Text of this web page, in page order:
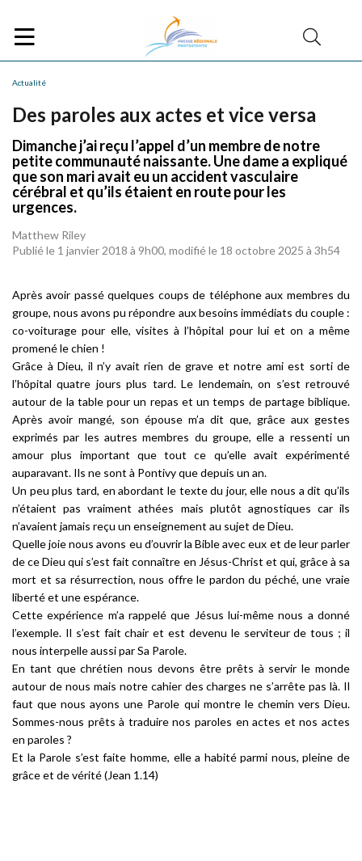
Actualité
Des paroles aux actes et vice versa
Dimanche j’ai reçu l’appel d’un membre de notre
petite communauté naissante. Une dame a expliqué
que son mari avait eu un accident vasculaire
cérébral et qu’ils étaient en route pour les
urgences.
Matthew Riley
Publié le 1 janvier 2018 à 9h00, modifié le 18 octobre 2025 à 3h54
Après avoir passé quelques coups de téléphone aux membres du
groupe, nous avons pu répondre aux besoins immédiats du couple :
co-voiturage pour elle, visites à l’hôpital pour lui et on a même
promené le chien !
Grâce à Dieu, il n’y avait rien de grave et notre ami est sorti de
l’hôpital quatre jours plus tard. Le lendemain, on s’est retrouvé
autour de la table pour un repas et un temps de partage biblique.
Après avoir mangé, son épouse m’a dit que, grâce aux gestes
exprimés par les autres membres du groupe, elle a ressenti un
amour plus important que tout ce qu’elle avait expérimenté
auparavant. Ils ne sont à Pontivy que depuis un an.
Un peu plus tard, en abordant le texte du jour, elle nous a dit qu’ils
n’étaient pas vraiment athées mais plutôt agnostiques car ils
n’avaient jamais reçu un enseignement au sujet de Dieu.
Quelle joie nous avons eu d’ouvrir la Bible avec eux et de leur parler
de ce Dieu qui s’est fait connaître en Jésus-Christ et qui, grâce à sa
mort et sa résurrection, nous offre le pardon du péché, une vraie
liberté et une espérance.
Cette expérience m’a rappelé que Jésus lui-même nous a donné
l’exemple. Il s’est fait chair et est devenu le serviteur de tous ; il
nous interpelle aussi par Sa Parole.
En tant que chrétien nous devons être prêts à servir le monde
autour de nous mais notre cahier des charges ne s’arrête pas là. Il
faut que nous ayons une Parole qui montre le chemin vers Dieu.
Sommes-nous prêts à traduire nos paroles en actes et nos actes
en paroles ?
Et la Parole s’est faite homme, elle a habité parmi nous, pleine de
grâce et de vérité(Jean 1.14)